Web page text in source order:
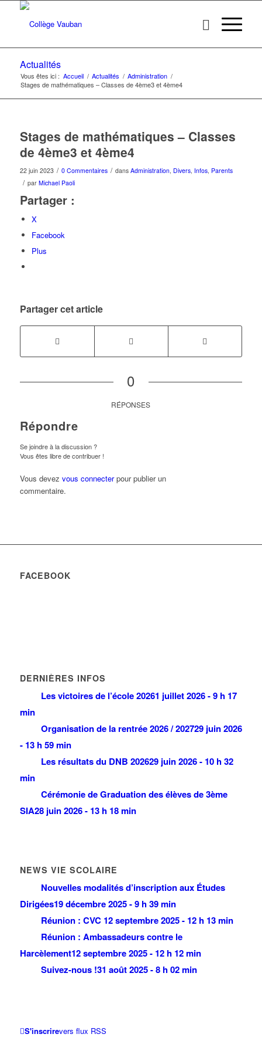
Actualités
Vous êtes ici : Accueil / Actualités / Administration /
Stages de mathématiques – Classes de 4ème3 et 4ème4
Stages de mathématiques – Classes
de 4ème3 et 4ème4
22 juin 2023 / 0 Commentaires / dans Administration, Divers, Infos, Parents
/ par Michael Paoli
Partager :
X
Facebook
Plus
Partager cet article
0
RÉPONSES
Répondre
Se joindre à la discussion ?
Vous êtes libre de contribuer !
Vous devez vous connecterpour publier un
commentaire.
FACEBOOK
DERNIÈRES INFOS
Les victoires de l’école 20261 juillet 2026 - 9 h 17
min
Organisation de la rentrée 2026 / 202729 juin 2026
- 13 h 59 min
Les résultats du DNB 202629 juin 2026 - 10 h 32
min
Cérémonie de Graduation des élèves de 3ème
SIA28 juin 2026 - 13 h 18 min
NEWS VIE SCOLAIRE
Nouvelles modalités d’inscription aux Études
Dirigées19 décembre 2025 - 9 h 39 min
Réunion : CVC 12 septembre 2025 - 12 h 13 min
Réunion : Ambassadeurs contre le
Harcèlement12 septembre 2025 - 12 h 12 min
Suivez-nous !31 août 2025 - 8 h 02 min
S'inscrirevers flux RSS